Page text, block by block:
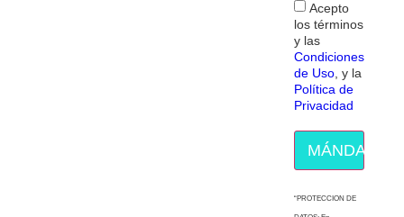
Acepto
los términos
y las
Condiciones
de Uso, y la
Política de
Privacidad
MÁNDAME
“PROTECCION DE